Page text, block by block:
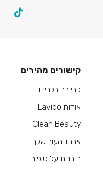
קישורים מהירים
קריירה בלבידו
אודות Lavido
Clean Beauty
אבחון העור שלך
תובנות על טיפוח